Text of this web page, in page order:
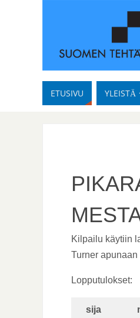
ETUSIVU YLEISTÄ
Kilpailu käytiin
Turner
Lopputulokset:
sija